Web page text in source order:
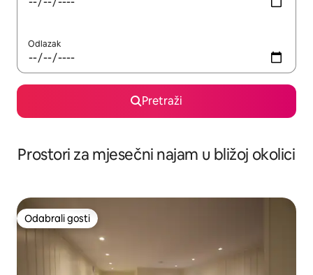
Odlazak
Pretraži
Prostori za mjesečni najam u bližoj okolici
Odabrali gosti
Odabrali gosti